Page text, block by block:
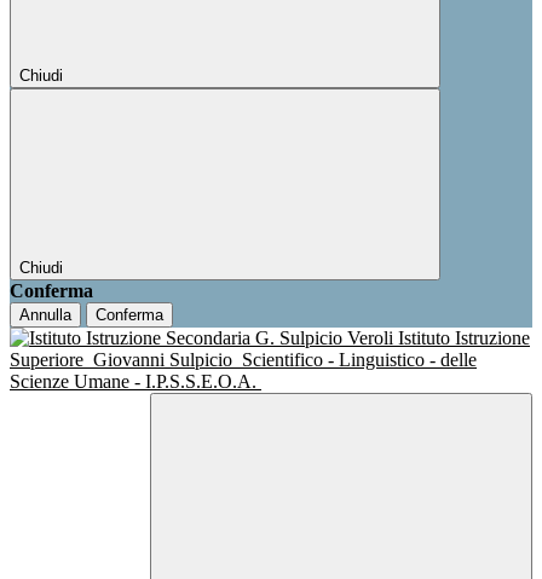
Chiudi
Chiudi
Conferma
Annulla Conferma
Istituto Istruzione
Superiore Giovanni Sulpicio Scientifico - Linguistico - delle
Scienze Umane - I.P.S.S.E.O.A.